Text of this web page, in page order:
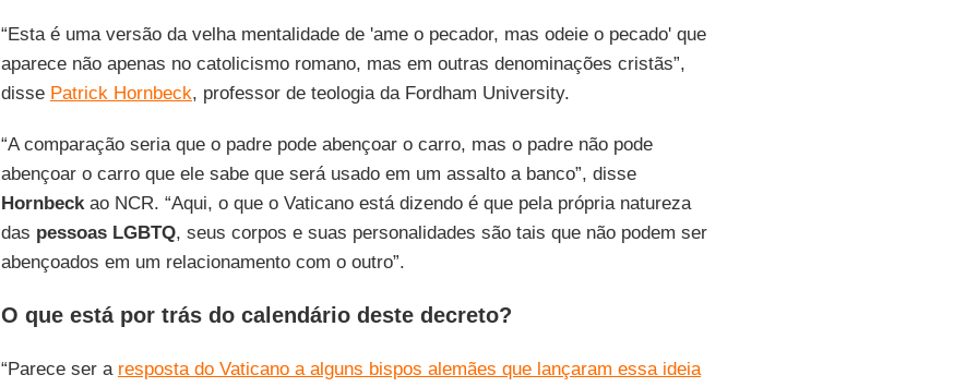
“Esta é uma versão da velha mentalidade de 'ame o pecador, mas odeie o pecado' que
aparece não apenas no catolicismo romano, mas em outras denominações cristãs”,
disse Patrick Hornbeck, professor de teologia da Fordham University.
“A comparação seria que o padre pode abençoar o carro, mas o padre não pode
abençoar o carro que ele sabe que será usado em um assalto a banco”, disse
Hornbeckao NCR. “Aqui, o que o Vaticano está dizendo é que pela própria natureza
das pessoas LGBTQ, seus corpos e suas personalidades são tais que não podem ser
abençoados em um relacionamento com o outro”.
O que está por trás do calendário deste decreto?
“Parece ser a resposta do Vaticano a alguns bispos alemães que lançaram essa ideia